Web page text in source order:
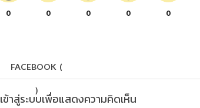
0 0 0 0 0
FACEBOOK (
)
เข้าสู่ระบบเพื่อแสดงความคิดเห็น